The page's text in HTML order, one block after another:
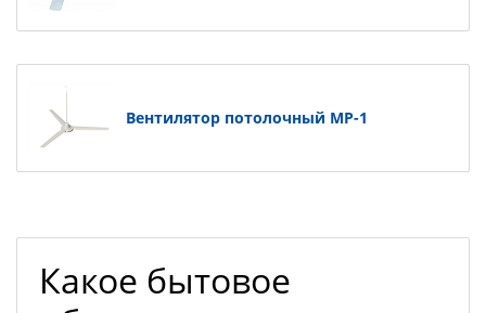
Вентилятор потолочный МР-1
Какое бытовое